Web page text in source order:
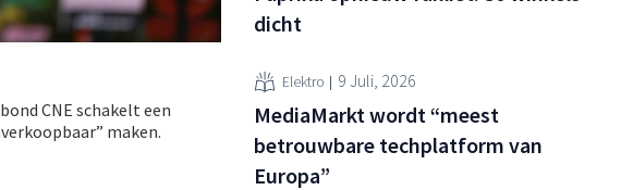
CNE schakelt een
maken.
dicht
Elektro 9 Juli, 2026
MediaMarkt wordt “meest
betrouwbare techplatform van
Europa”